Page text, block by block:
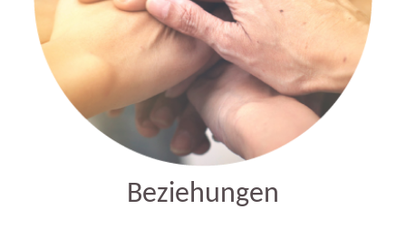
Beziehungen